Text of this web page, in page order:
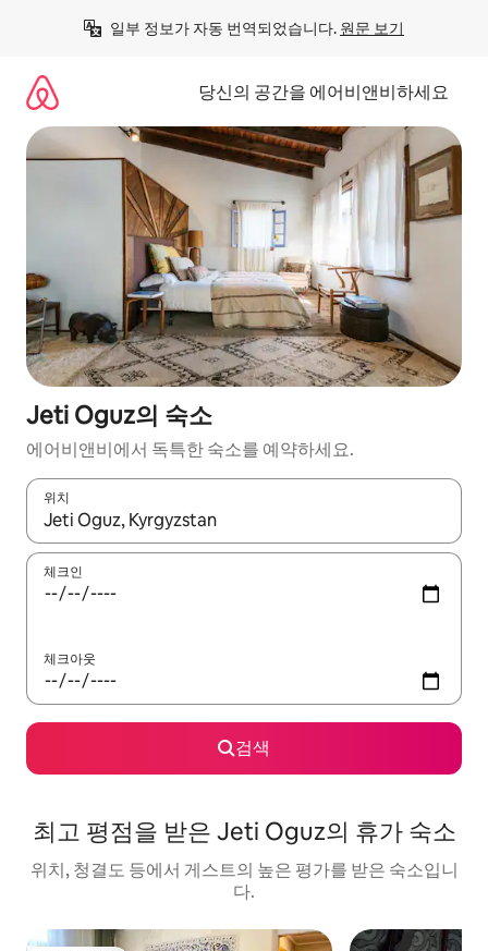
일부 정보가 자동 번역되었습니다. 원문 보기
당신의 공간을 에어비앤비하세요
Jeti Oguz의 숙소
에어비앤비에서 독특한 숙소를 예약하세요.
위치
결과가 나오면 위·아래 화살표 키를 사용하거나 터치 또는 스와이
체크인
체크아웃
검색
최고 평점을 받은 Jeti Oguz의 휴가 숙소
위치, 청결도 등에서 게스트의 높은 평가를 받은 숙소입니
다.